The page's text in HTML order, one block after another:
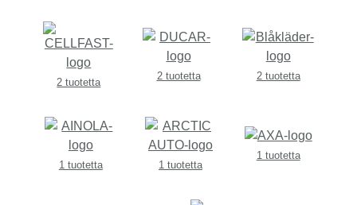
2 tuotetta
2 tuotetta 2 tuotetta
1 tuotetta 1 tuotetta
1 tuotetta